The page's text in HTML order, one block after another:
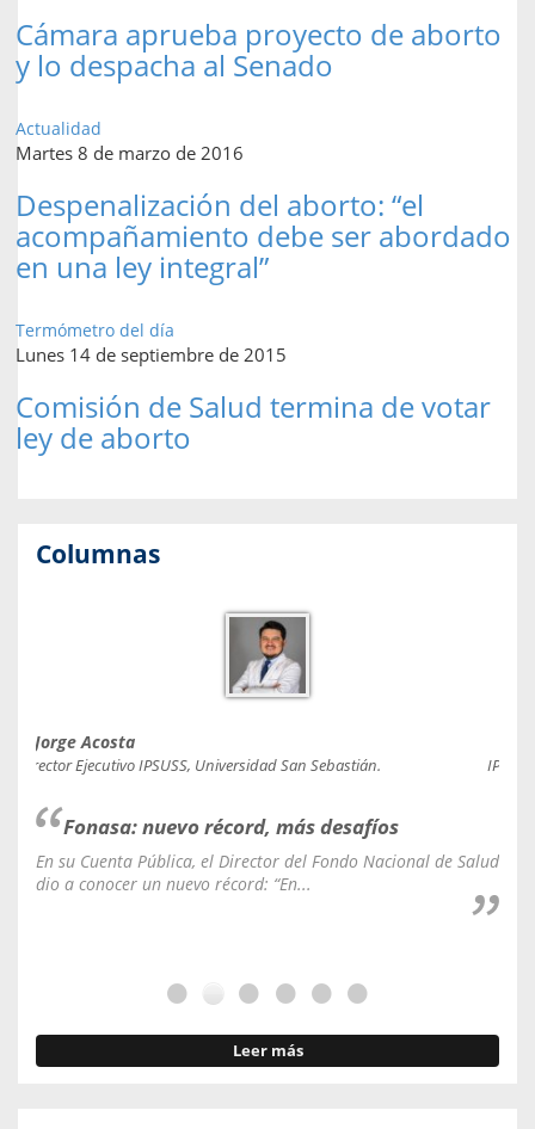
Cámara aprueba proyecto de aborto
y lo despacha al Senado
Actualidad
Martes 8 de marzo de 2016
Despenalización del aborto: “el
acompañamiento debe ser abordado
en una ley integral”
Termómetro del día
Lunes 14 de septiembre de 2015
Comisión de Salud termina de votar
ley de aborto
Columnas
Jorge Acosta
Director Ejecutivo IPSUSS, Universidad San Sebastián.
Fonasa: nuevo récord, más desafíos
En su Cuenta Pública, el Director del Fondo Nacional de Salud
dio a conocer un nuevo récord: “En...
Leer más